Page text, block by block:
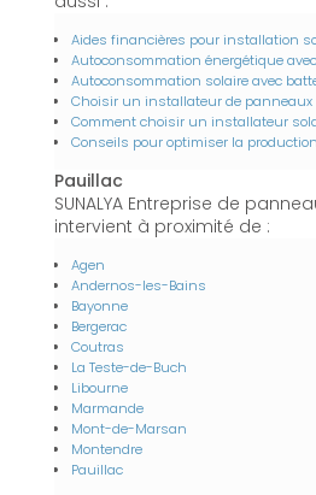
Aides financières pour installation
Autoconsommation énergétique
Autoconsommation solaire avec
Choisir un installateur de
Comment choisir un installateur
Conseils pour optimiser la
Pauillac
SUNALYA Entreprise de
intervient à proximité de :
Agen
Andernos-les-Bains
Bayonne
Bergerac
Coutras
La Teste-de-Buch
Libourne
Marmande
Mont-de-Marsan
Montendre
Pauillac